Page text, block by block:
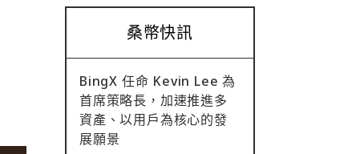
桑幣快訊
BingX 任命 Kevin Lee 為
首席策略長，加速推進多
資產、以用戶為核心的發
展願景